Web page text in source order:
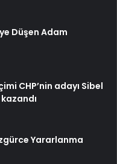
Düşen Adam
CHP’nin adayı Sibel
Yararlanma